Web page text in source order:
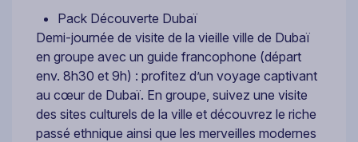
Pack Découverte Dubaï
Demi-journée de visite de la vieille ville de Dubaï
en groupe avec un guide francophone (départ
env. 8h30 et 9h) : profitez d’un voyage captivant
au cœur de Dubaï. En groupe, suivez une visite
des sites culturels de la ville et découvrez le riche
passé ethnique ainsi que les merveilles modernes